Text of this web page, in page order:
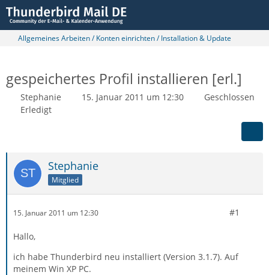
Allgemeines Arbeiten / Konten einrichten / Installation & Update
gespeichertes Profil installieren [erl.]
Stephanie 15. Januar 2011 um 12:30
Geschlossen
Erledigt
Stephanie
Mitglied
15. Januar 2011 um 12:30 #1
Hallo,
ich habe Thunderbird neu installiert (Version 3.1.7). Auf
meinem Win XP PC.